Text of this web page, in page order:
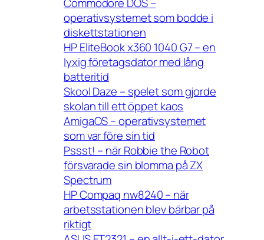
operativsystemet som bodde i
diskettstationen
HP EliteBook x360 1040 G7 – en
lyxig företagsdator med lång
batteritid
Skool Daze – spelet som gjorde
skolan till ett öppet kaos
AmigaOS – operativsystemet
som var före sin tid
Pssst! – när Robbie the Robot
försvarade sin blomma på ZX
Spectrum
HP Compaq nw8240 – när
arbetsstationen blev bärbar på
riktigt